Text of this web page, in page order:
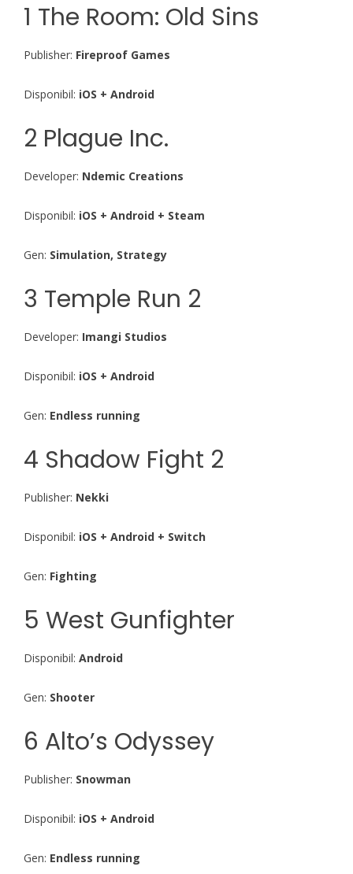
1 The Room: Old Sins
Publisher: Fireproof Games
Disponibil: iOS + Android
2 Plague Inc.
Developer: Ndemic Creations
Disponibil: iOS + Android + Steam
Gen: Simulation, Strategy
3 Temple Run 2
Developer: Imangi Studios
Disponibil: iOS + Android
Gen: Endless running
4 Shadow Fight 2
Publisher: Nekki
Disponibil: iOS + Android + Switch
Gen: Fighting
5 West Gunfighter
Disponibil: Android
Gen: Shooter
6 Alto’s Odyssey
Publisher: Snowman
Disponibil: iOS + Android
Gen: Endless running